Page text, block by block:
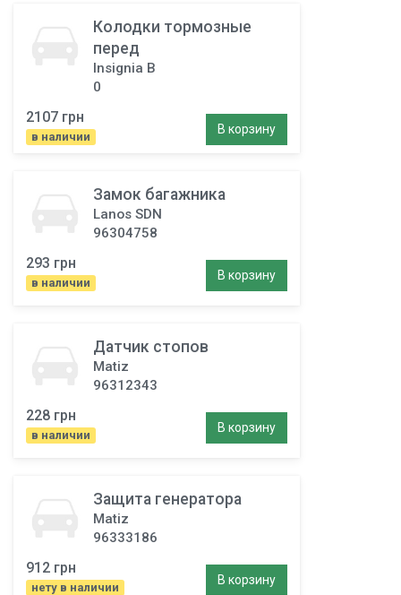
Колодки тормозные
перед
Insignia B
0
2107 грн
в наличии
В корзину
Замок багажника
Lanos SDN
96304758
293 грн
в наличии
В корзину
Датчик стопов
Matiz
96312343
228 грн
в наличии
В корзину
Защита генератора
Matiz
96333186
912 грн
нету в наличии
В корзину